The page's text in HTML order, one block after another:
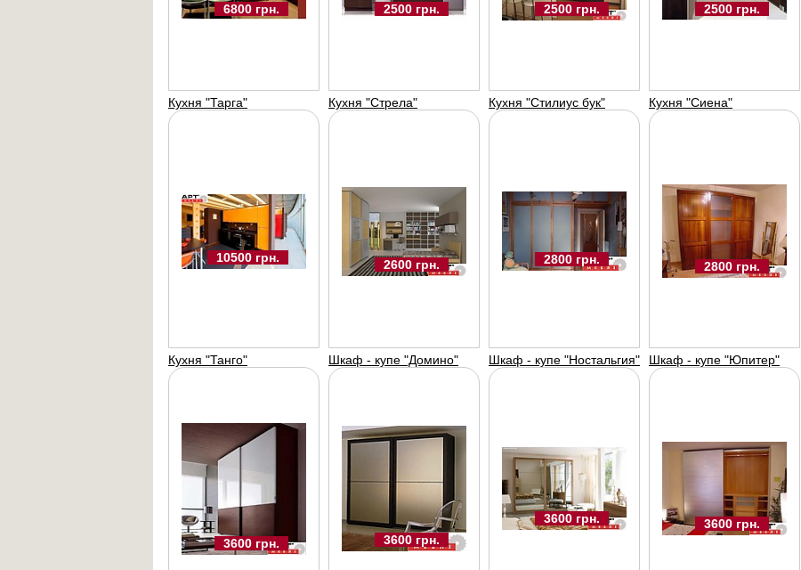
2600 UAH
Арт-меблі
2800 UAH
6800 грн.
Кухня "Тарга"
2500 грн.
Кухня "Стрела"
2500 грн.
Кухня "Стилиус бук"
2500 грн.
Кухня "Сиена"
10500 грн.
Кухня "Танго"
2600 грн.
Шкаф - купе "Домино"
2800 грн.
Шкаф - купе "Ностальгия"
2800 грн.
Шкаф - купе "Юпитер"
3600 грн. 3600 грн.
3600 грн. 3600 грн.